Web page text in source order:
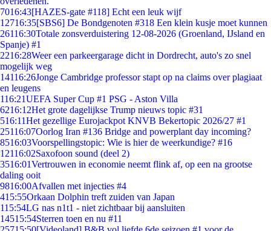
7016:43[HAZES-gate #118] Echt een leuk wijf
12716:35[SBS6] De Bondgenoten #318 Een klein kusje moet kunnen
26116:30Totale zonsverduistering 12-08-2026 (Groenland, IJsland en
Spanje) #1
2216:28Weer een parkeergarage dicht in Dordrecht, auto's zo snel
mogelijk weg
14116:26Jonge Cambridge professor stapt op na claims over plagiaat
en leugens
116:21UEFA Super Cup #1 PSG - Aston Villa
6216:12Het grote dagelijkse Trump nieuws topic #31
516:11Het gezellige Eurojackpot KNVB Bekertopic 2026/27 #1
25116:07Oorlog Iran #136 Bridge and powerplant day incoming?
8516:03Voorspellingstopic: Wie is hier de weerkundige? #16
12116:02Saxofoon sound (deel 2)
3516:01Vertrouwen in economie neemt flink af, op een na grootse
daling ooit
9816:00Afvallen met injecties #4
415:55Orkaan Dolphin treft zuiden van Japan
115:54LG nas n1t1 - niet zichtbaar bij aansluiten
14515:54Sterren toen en nu #11